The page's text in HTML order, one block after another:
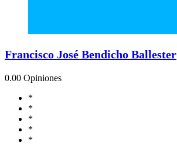
Francisco José Bendicho Ballester
0.00 Opiniones
*
*
*
*
*